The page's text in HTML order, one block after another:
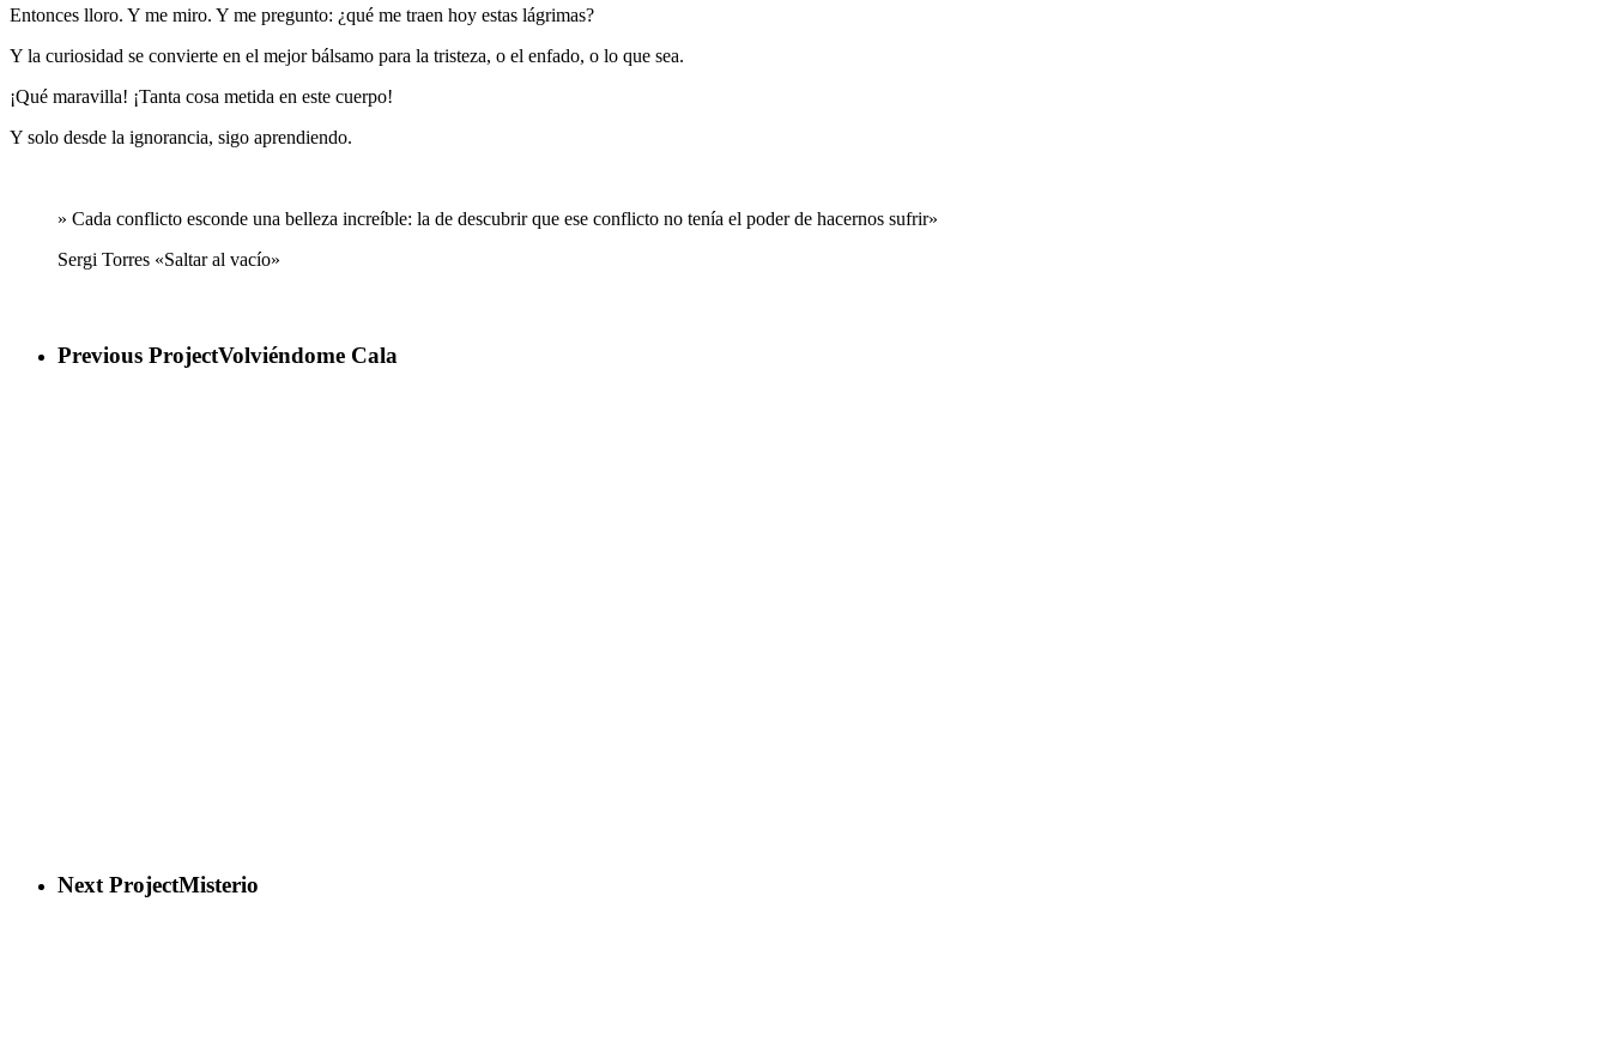
Entonces lloro. Y me miro. Y me pregunto: ¿qué me traen hoy estas lágrimas?
Y la curiosidad se convierte en el mejor bálsamo para la tristeza, o el enfado, o lo que sea.
¡Qué maravilla! ¡Tanta cosa metida en este cuerpo!
Y solo desde la ignorancia, sigo aprendiendo.
» Cada conflicto esconde una belleza increíble: la de descubrir que ese conflicto no tenía el poder de hacernos sufrir»
Sergi Torres «Saltar al vacío»
Previous ProjectVolviéndome Cala
Next ProjectMisterio